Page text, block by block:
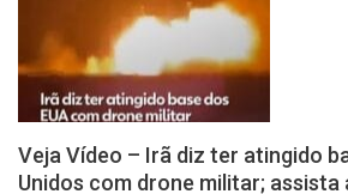
Veja Vídeo – Irã diz ter atingido
Unidos com drone militar; assista